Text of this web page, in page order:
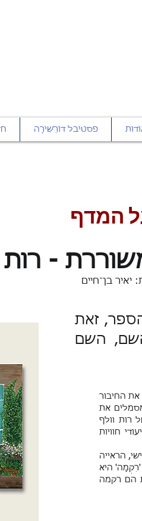
פסטיבל דּוֹרֵשִׁירָה
המדף
- רות
יאיר בן־חיים
זאת
השם
החיבור
את
רות וולף
חוויות
הראייה
היא
הם רקמה